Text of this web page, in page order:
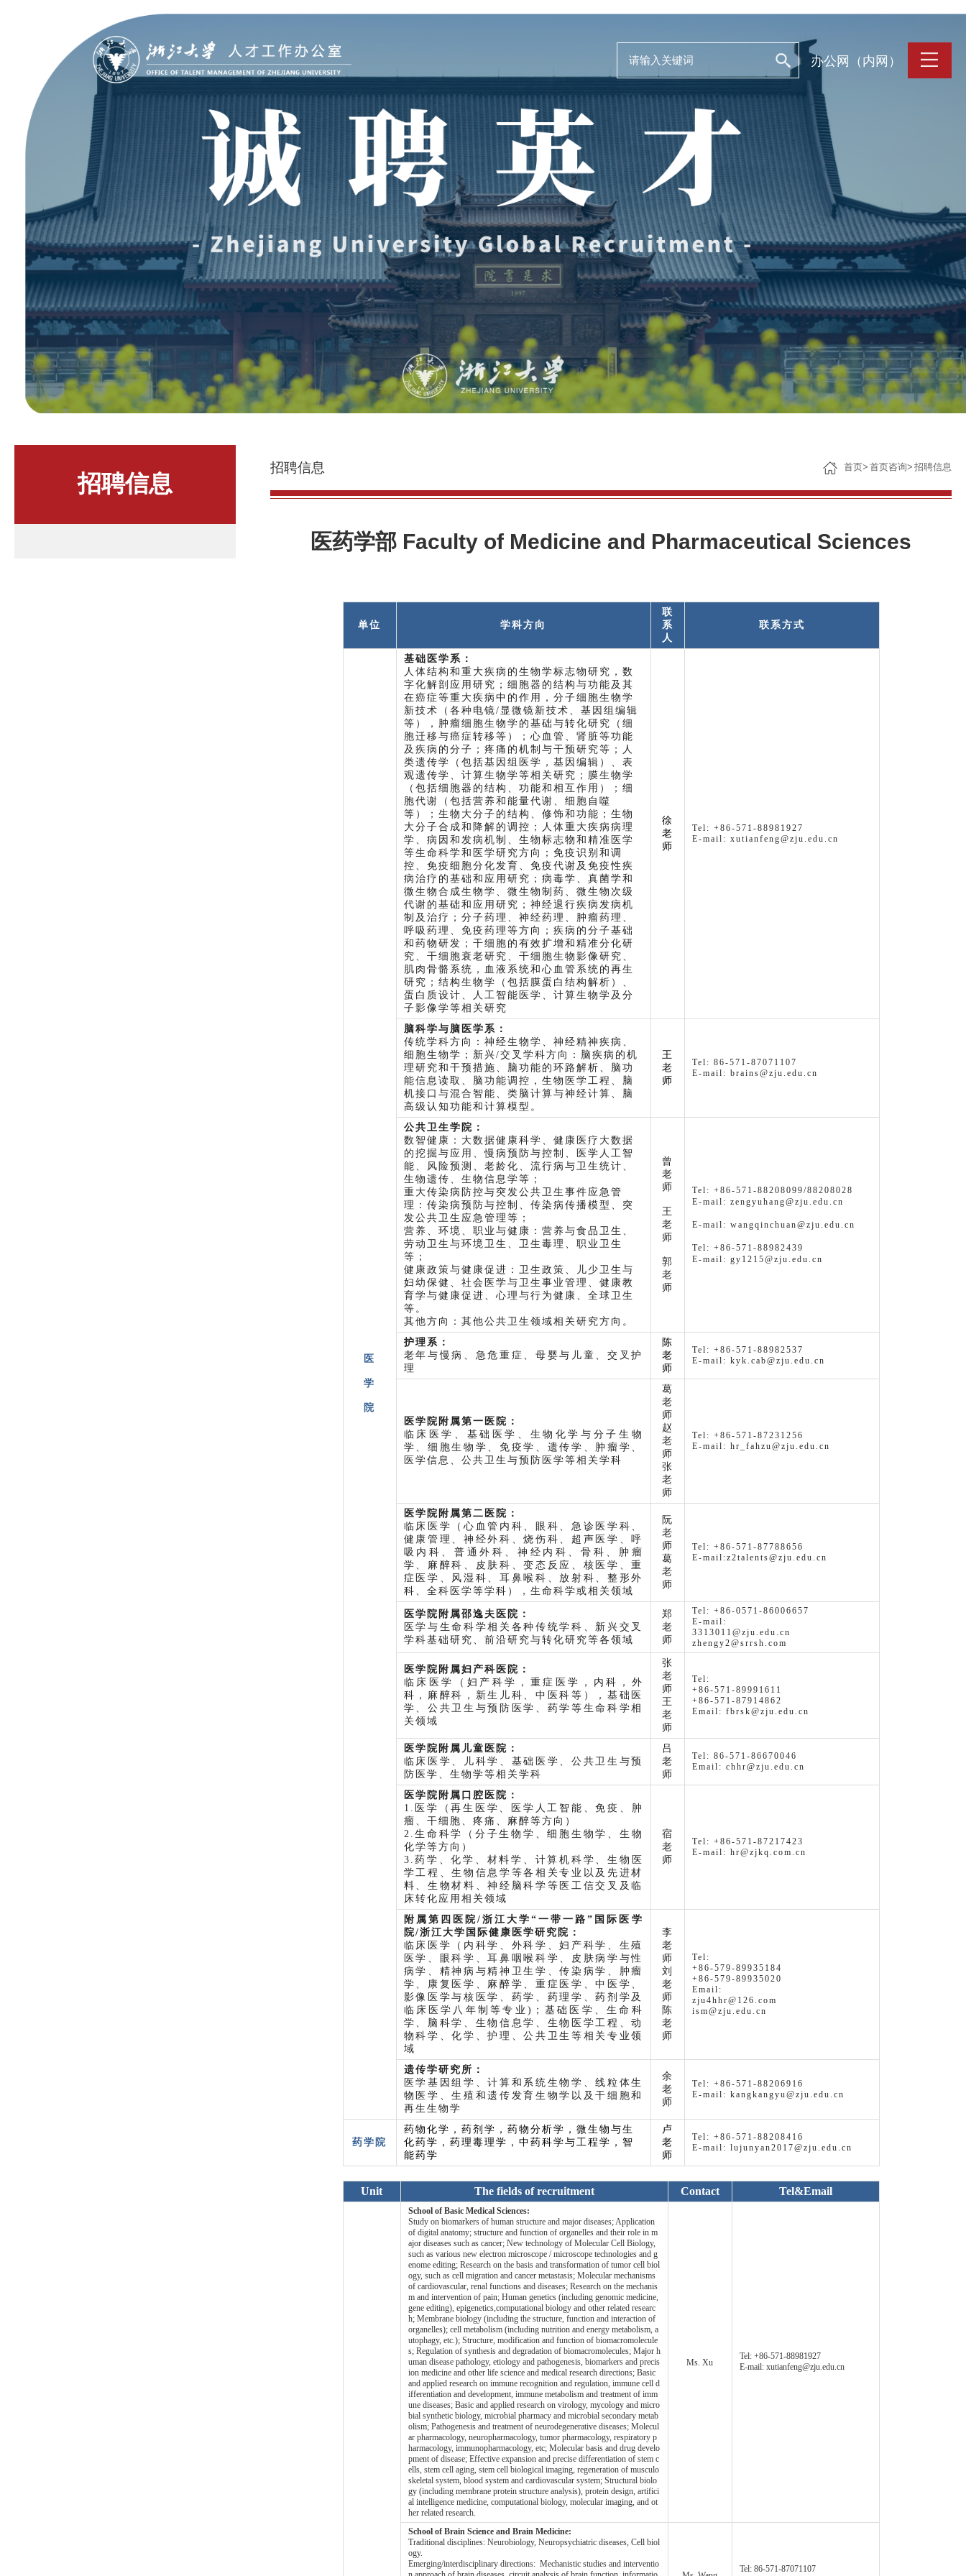
办公网（内网）
聚贤纳才
Jobs @ ZJU
招聘公告
加入我们
走进浙大
Discover ZJU
浙大简况
人才队伍
人才动态
News and Events
新闻速递
人才风采
事业发展
Careers @ ZJU
人才计划与项目
人才发展与培养
教师培训与荣誉
支持保障
Work and Life
工作条件
人文关怀
住房资源
生活环境
子女教育
服务保障
招聘信息
招聘信息 首页> 首页咨询> 招聘信息
医药学部 Faculty of Medicine and Pharmaceutical Sciences
单位 学科方向
联
系
人
联系方式
医
学
院
基础医学系：
人体结构和重大疾病的生物学标志物研究，数
字化解剖应用研究；细胞器的结构与功能及其
在癌症等重大疾病中的作用，分子细胞生物学
新技术（各种电镜/显微镜新技术、基因组编辑
等），肿瘤细胞生物学的基础与转化研究（细
胞迁移与癌症转移等）；心血管、肾脏等功能
及疾病的分子；疼痛的机制与干预研究等；人
类遗传学（包括基因组医学，基因编辑）、表
观遗传学、计算生物学等相关研究；膜生物学
（包括细胞器的结构、功能和相互作用）；细
胞代谢（包括营养和能量代谢、细胞自噬
等）；生物大分子的结构、修饰和功能；生物
大分子合成和降解的调控；人体重大疾病病理
学、病因和发病机制、生物标志物和精准医学
等生命科学和医学研究方向；免疫识别和调
控、免疫细胞分化发育、免疫代谢及免疫性疾
病治疗的基础和应用研究；病毒学、真菌学和
微生物合成生物学、微生物制药、微生物次级
代谢的基础和应用研究；神经退行疾病发病机
制及治疗；分子药理、神经药理、肿瘤药理、
呼吸药理、免疫药理等方向；疾病的分子基础
和药物研发；干细胞的有效扩增和精准分化研
究、干细胞衰老研究、干细胞生物影像研究、
肌肉骨骼系统，血液系统和心血管系统的再生
研究；结构生物学（包括膜蛋白结构解析）、
蛋白质设计、人工智能医学、计算生物学及分
子影像学等相关研究
徐
老
师
Tel: +86-571-88981927
E-mail: xutianfeng@zju.edu.cn
脑科学与脑医学系：
传统学科方向：神经生物学、神经精神疾病、
细胞生物学；新兴/交叉学科方向：脑疾病的机
理研究和干预措施、脑功能的环路解析、脑功
能信息读取、脑功能调控，生物医学工程、脑
机接口与混合智能、类脑计算与神经计算、脑
高级认知功能和计算模型。
王
老
师
Tel: 86-571-87071107
E-mail: brains@zju.edu.cn
公共卫生学院：
数智健康：大数据健康科学、健康医疗大数据
的挖掘与应用、慢病预防与控制、医学人工智
能、风险预测、老龄化、流行病与卫生统计、
生物遗传、生物信息学等；
重大传染病防控与突发公共卫生事件应急管
理：传染病预防与控制、传染病传播模型、突
发公共卫生应急管理等；
营养、环境、职业与健康：营养与食品卫生、
劳动卫生与环境卫生、卫生毒理、职业卫生
等；
健康政策与健康促进：卫生政策、儿少卫生与
妇幼保健、社会医学与卫生事业管理、健康教
育学与健康促进、心理与行为健康、全球卫生
等。
其他方向：其他公共卫生领域相关研究方向。
曾
老
师
王
老
师
郭
老
师
Tel: +86-571-88208099/88208028
E-mail: zengyuhang@zju.edu.cn
E-mail: wangqinchuan@zju.edu.cn
Tel: +86-571-88982439
E-mail: gy1215@zju.edu.cn
护理系：
老年与慢病、急危重症、母婴与儿童、交叉护
理
陈
老
师
Tel: +86-571-88982537
E-mail: kyk.cab@zju.edu.cn
医学院附属第一医院：
临床医学、基础医学、生物化学与分子生物
学、细胞生物学、免疫学、遗传学、肿瘤学、
医学信息、公共卫生与预防医学等相关学科
葛
老
师
赵
老
师
张
老
师
Tel: +86-571-87231256
E-mail: hr_fahzu@zju.edu.cn
医学院附属第二医院：
临床医学（心血管内科、眼科、急诊医学科、
健康管理、神经外科、烧伤科、超声医学、呼
吸内科、普通外科、神经内科、骨科、肿瘤
学、麻醉科、皮肤科、变态反应、核医学、重
症医学、风湿科、耳鼻喉科、放射科、整形外
科、全科医学等学科），生命科学或相关领域
阮
老
师
葛
老
师
Tel: +86-571-87788656
E-mail:z2talents@zju.edu.cn
医学院附属邵逸夫医院：
医学与生命科学相关各种传统学科、新兴交叉
学科基础研究、前沿研究与转化研究等各领域
郑
老
师
Tel: +86-0571-86006657
E-mail:
3313011@zju.edu.cn
zhengy2@srrsh.com
医学院附属妇产科医院：
临床医学（妇产科学，重症医学，内科，外
科，麻醉科，新生儿科、中医科等），基础医
学、公共卫生与预防医学、药学等生命科学相
关领域
张
老
师
王
老
师
Tel:
+86-571-89991611
+86-571-87914862
Email: fbrsk@zju.edu.cn
医学院附属儿童医院：
临床医学、儿科学、基础医学、公共卫生与预
防医学、生物学等相关学科
吕
老
师
Tel: 86-571-86670046
Email: chhr@zju.edu.cn
医学院附属口腔医院：
1.医学（再生医学、医学人工智能、免疫、肿
瘤、干细胞、疼痛、麻醉等方向）
2.生命科学（分子生物学、细胞生物学、生物
化学等方向）
3.药学、化学、材料学、计算机科学、生物医
学工程、生物信息学等各相关专业以及先进材
料、生物材料、神经脑科学等医工信交叉及临
床转化应用相关领域
宿
老
师
Tel: +86-571-87217423
E-mail: hr@zjkq.com.cn
附属第四医院/浙江大学“一带一路”国际医学
院/浙江大学国际健康医学研究院：
临床医学（内科学、外科学、妇产科学、生殖
医学、眼科学、耳鼻咽喉科学、皮肤病学与性
病学、精神病与精神卫生学、传染病学、肿瘤
学、康复医学、麻醉学、重症医学、中医学、
影像医学与核医学、药学、药理学、药剂学及
临床医学八年制等专业)；基础医学、生命科
学、脑科学、生物信息学、生物医学工程、动
物科学、化学、护理、公共卫生等相关专业领
域
李
老
师
刘
老
师
陈
老
师
Tel:
+86-579-89935184
+86-579-89935020
Email:
zju4hhr@126.com
ism@zju.edu.cn
遗传学研究所：
医学基因组学、计算和系统生物学、线粒体生
物医学、生殖和遗传发育生物学以及干细胞和
再生生物学
余
老
师
Tel: +86-571-88206916
E-mail: kangkangyu@zju.edu.cn
药学院
药物化学，药剂学，药物分析学，微生物与生
化药学，药理毒理学，中药科学与工程学，智
能药学
卢
老
师
Tel: +86-571-88208416
E-mail: lujunyan2017@zju.edu.cn
Unit The fields of recruitment Contact Tel&Email
School of Basic Medical Sciences:
Study on biomarkers of human structure and major diseases; Application
of digital anatomy; structure and function of organelles and their role in m
ajor diseases such as cancer; New technology of Molecular Cell Biology,
such as various new electron microscope / microscope technologies and g
enome editing; Research on the basis and transformation of tumor cell biol
ogy, such as cell migration and cancer metastasis; Molecular mechanisms
of cardiovascular, renal functions and diseases; Research on the mechanis
m and intervention of pain; Human genetics (including genomic medicine,
gene editing), epigenetics,computational biology and other related researc
h; Membrane biology (including the structure, function and interaction of
organelles); cell metabolism (including nutrition and energy metabolism, a
utophagy, etc.); Structure, modification and function of biomacromolecule
s; Regulation of synthesis and degradation of biomacromolecules; Major h
uman disease pathology, etiology and pathogenesis, biomarkers and precis
ion medicine and other life science and medical research directions; Basic
and applied research on immune recognition and regulation, immune cell d
ifferentiation and development, immune metabolism and treatment of imm
une diseases; Basic and applied research on virology, mycology and micro
bial synthetic biology, microbial pharmacy and microbial secondary metab
olism; Pathogenesis and treatment of neurodegenerative diseases; Molecul
ar pharmacology, neuropharmacology, tumor pharmacology, respiratory p
harmacology, immunopharmacology, etc; Molecular basis and drug develo
pment of disease; Effective expansion and precise differentiation of stem c
ells, stem cell aging, stem cell biological imaging, regeneration of musculo
skeletal system, blood system and cardiovascular system; Structural biolo
gy (including membrane protein structure analysis), protein design, artifici
al intelligence medicine, computational biology, molecular imaging, and ot
her related research.
Ms. Xu
Tel: +86-571-88981927
E-mail: xutianfeng@zju.edu.cn
School of Brain Science and Brain Medicine:
Traditional disciplines: Neurobiology, Neuropsychiatric diseases, Cell biol
ogy.
Emerging/interdisciplinary directions: Mechanistic studies and interventio
Tel: 86-571-87071107